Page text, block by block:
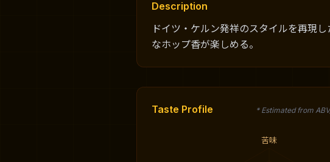
Description
ドイツ・ケルン発祥のスタイルを再現
なホップ香が楽しめる。
Taste Profile * Estimated from
苦味